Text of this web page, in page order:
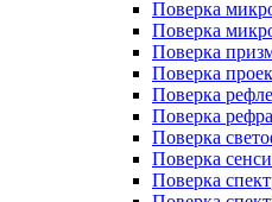
Поверка
Поверка
Поверка
Поверка
Поверка
Поверка
Поверка
Поверка
Поверка